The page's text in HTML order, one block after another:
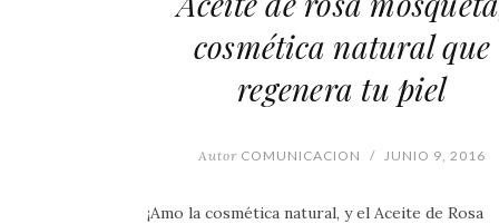
cosmética natural que
regenera tu piel
Autor COMUNICACION / JUNIO 9, 2016
¡Amo la cosmética natural, y el Aceite de Rosa